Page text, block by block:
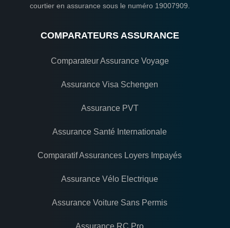
courtier en assurance sous le numéro 19007909.
COMPARATEURS ASSURANCE
Comparateur Assurance Voyage
Assurance Visa Schengen
Assurance PVT
Assurance Santé Internationale
Comparatif Assurances Loyers Impayés
Assurance Vélo Electrique
Assurance Voiture Sans Permis
Assurance RC Pro